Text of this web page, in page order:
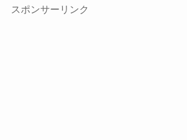
スポンサーリンク